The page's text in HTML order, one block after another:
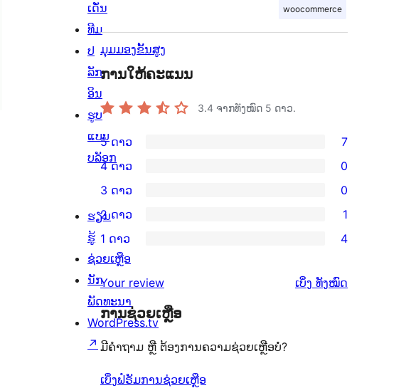
woocommerce
ມຸມມອງຂັ້ນສູງ
ການໃຫ້ຄະແນນ
3.4 ຈາກທັງໝົດ 5 ດາວ.
ການ
ວິຈານ
5
ດາວ
ຈຳນວນ
7
ລາຍການ
5 ດາວ 7
ວິຈານ
4
ດາວ
ຈຳນວນ
0
ລາຍການ
4 ດາວ 0
ການ
ວິຈານ
3
ດາວ
ຈຳນວນ
0
ລາຍການ
3 ດາວ 0
ການ
ວິຈານ
2
ດາວ
ຈຳນວນ
1
ລາຍການ
2 ດາວ 1
ວິຈານ
1
ດາວ
4
ລາຍການ
1 ດາວ 4
Your review ເບິ່ງ ຄຳ
ທັງໝົດ
ການຊ່ວຍເຫຼືອ
ມີຄຳຖາມ ຫຼື ຕ້ອງການຄວາມຊ່ວຍເຫຼືອບໍ່?
ເບິ່ງຟໍຣັມການຊ່ວຍເຫຼືອ
ເດັ່ນ
ທີມ
ປ
ລັກ
ອິນ
ຮູບ
ແບບ
ບລັອກ
ຮຽນ
ຮູ້
ຊ່ວຍເຫຼືອ
ນັກ
ພັດທະນາ
WordPress.tv
↗